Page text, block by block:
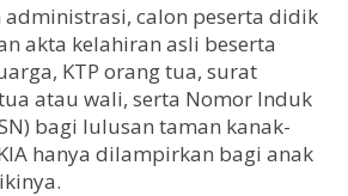
calon peserta didik
akta kelahiran asli beserta
KTP orang tua, surat
atau wali, serta Nomor Induk
bagi lulusan taman kanak-
hanya dilampirkan bagi anak